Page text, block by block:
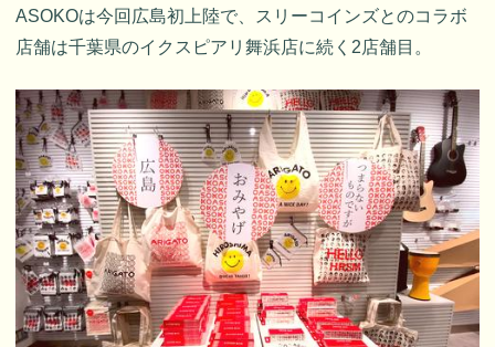
ASOKOは今回広島初上陸で、スリーコインズとのコラボ
店舗は千葉県のイクスピアリ舞浜店に続く2店舗目。